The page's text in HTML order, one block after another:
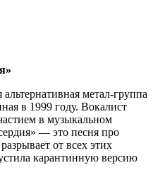
метал-группа
в 1999 году. Вокалист
в музыкальном
— это песня про
от всех этих
карантинную версию